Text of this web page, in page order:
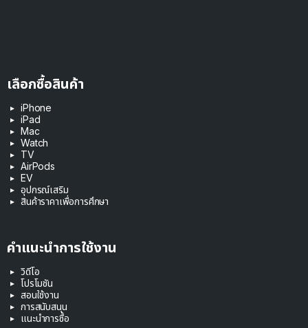
เลือกซื้อสินค้า
iPhone
iPad
Mac
Watch
TV
AirPods
EV
อุปกรณ์เสริม
สินค้าราคาเพื่อการศึกษา
คำแนะนำการใช้งาน
วิดีโอ
โปรโมชัน
สอนใช้งาน
การสนับสนุน
แนะนำการซื้อ